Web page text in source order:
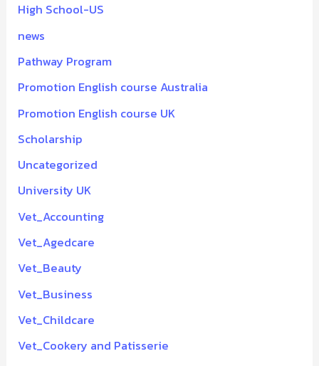
High School-US
news
Pathway Program
Promotion English course Australia
Promotion English course UK
Scholarship
Uncategorized
University UK
Vet_Accounting
Vet_Agedcare
Vet_Beauty
Vet_Business
Vet_Childcare
Vet_Cookery and Patisserie